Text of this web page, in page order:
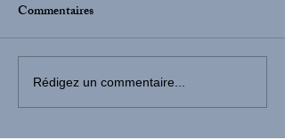
Commentaires
Rédigez un commentaire...